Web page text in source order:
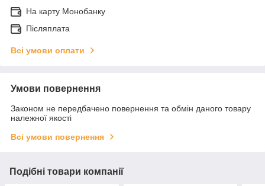
На карту Монобанку
Післяплата
Всі умови оплати
Умови повернення
Законом не передбачено повернення та обмін даного товару
належної якості
Всі умови повернення
Подібні товари компанії